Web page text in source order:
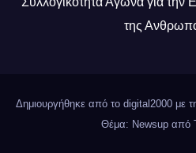
της
Δημιουργήθηκε από το digital2000 με
Θέμα: Newsup από